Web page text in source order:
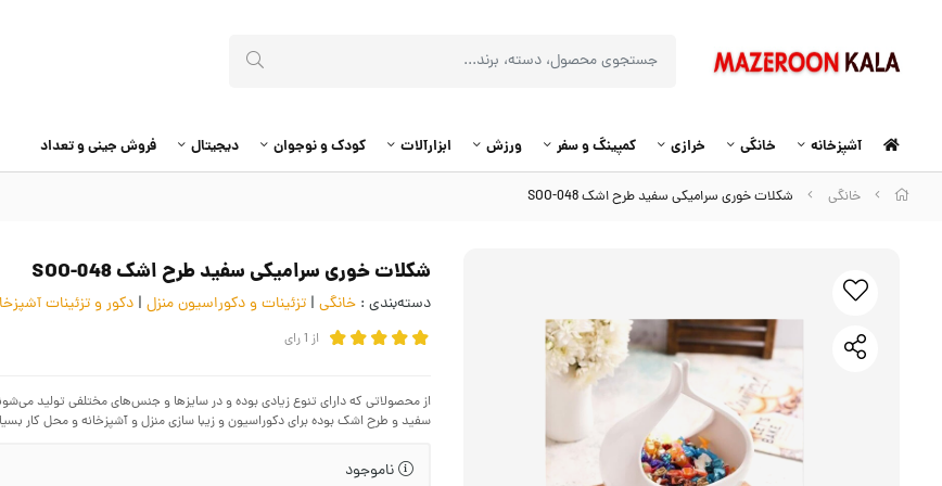
آشپزخانه خانگی خرازی کمپینگ و سفر ورزش ابزارآلات کودک و نوجوان دیجیتال فروش جینی و تعداد
خانگی شکلات خوری سرامیکی سفید طرح اشک SOO-048
شکلات خوری سرامیکی سفید طرح اشک SOO-048
دسته‌بندی : خانگی | تزئینات و دکوراسیون منزل | دکور و تزئینات
از 1رای
از محصولاتی که دارای تنوع زیادی بوده و در سایز‌ها و جنس‌های مختلفی تولید
سفید و طرح اشک بوده برای دکوراسیون و زیبا سازی منزل و آشپزخانه و محل کار
ناموجود